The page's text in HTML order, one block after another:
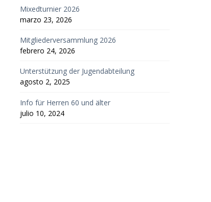
Mixedturnier 2026
marzo 23, 2026
Mitgliederversammlung 2026
febrero 24, 2026
Unterstützung der Jugendabteilung
agosto 2, 2025
Info für Herren 60 und älter
julio 10, 2024